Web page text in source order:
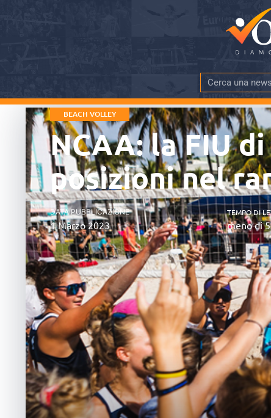
BEACH VOLLEY
NCAA: la FIU
posizioni nel
DATA PUBBLICAZIONE
1 Marzo 2023
TEMPO DI
meno di